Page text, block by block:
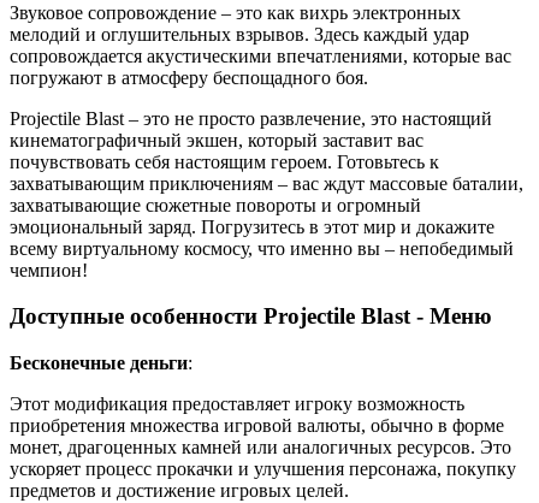
Звуковое сопровождение – это как вихрь электронных
мелодий и оглушительных взрывов. Здесь каждый удар
сопровождается акустическими впечатлениями, которые вас
погружают в атмосферу беспощадного боя.
Projectile Blast – это не просто развлечение, это настоящий
кинематографичный экшен, который заставит вас
почувствовать себя настоящим героем. Готовьтесь к
захватывающим приключениям – вас ждут массовые баталии,
захватывающие сюжетные повороты и огромный
эмоциональный заряд. Погрузитесь в этот мир и докажите
всему виртуальному космосу, что именно вы – непобедимый
чемпион!
Доступные особенности Projectile Blast - Меню
Бесконечные деньги:
Этот модификация предоставляет игроку возможность
приобретения множества игровой валюты, обычно в форме
монет, драгоценных камней или аналогичных ресурсов. Это
ускоряет процесс прокачки и улучшения персонажа, покупку
предметов и достижение игровых целей.